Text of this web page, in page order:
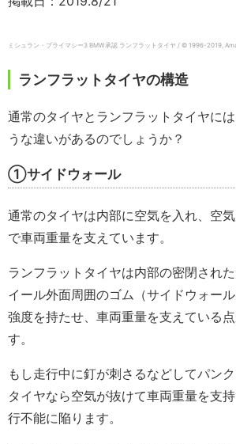
ミシュラン・プライマシー3 BMW承認 ランフラットタイヤ / © 1996-2019,
ランフラットタイヤの構造
通常のタイヤとランフラットタイヤに
うな違いがあるのでしょうか？
①サイドウォール
通常のタイヤは内部に空気を入れ、空
で車両重量を支えています。
ランフラットタイヤは内部の密閉され
イール外面周囲のゴム（サイドウォー
強度を持たせ、車両重量を支えている
す。
もし走行中に釘が刺さるなどしてパン
タイヤなら空気が抜けて車両重量を支
行不能に陥ります。